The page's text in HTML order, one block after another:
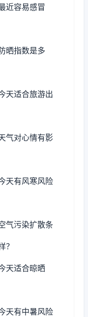
近容易感冒
晒指数是多
天适合旅游出
气对心情有影
天有风寒风险
气污染扩散条
？
天适合晾晒
天有中暑风险